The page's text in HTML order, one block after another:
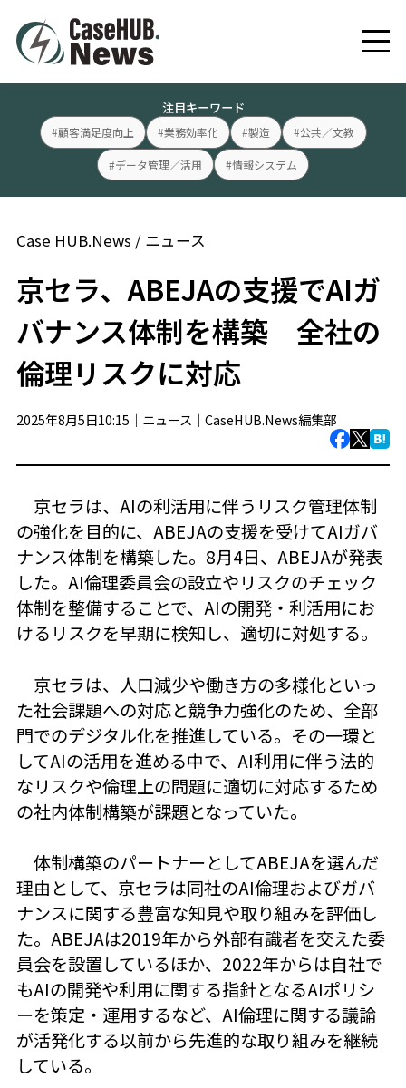
注目キーワード
#顧客満足度向上 #業務効率化 #製造 #公共／文教
#データ管理／活用 #情報システム
Case HUB.News / ニュース
京セラ、ABEJAの支援でAIガ
バナンス体制を構築 全社の
倫理リスクに対応
2025年8月5日10:15｜ ニュース ｜ CaseHUB.News編集部
京セラは、AIの利活用に伴うリスク管理体制
の強化を目的に、ABEJAの支援を受けてAIガバ
ナンス体制を構築した。8月4日、ABEJAが発表
した。AI倫理委員会の設立やリスクのチェック
体制を整備することで、AIの開発・利活用にお
けるリスクを早期に検知し、適切に対処する。
京セラは、人口減少や働き方の多様化といっ
た社会課題への対応と競争力強化のため、全部
門でのデジタル化を推進している。その一環と
してAIの活用を進める中で、AI利用に伴う法的
なリスクや倫理上の問題に適切に対応するため
の社内体制構築が課題となっていた。
体制構築のパートナーとしてABEJAを選んだ
理由として、京セラは同社のAI倫理およびガバ
ナンスに関する豊富な知見や取り組みを評価し
た。ABEJAは2019年から外部有識者を交えた委
員会を設置しているほか、2022年からは自社で
もAIの開発や利用に関する指針となるAIポリシ
ーを策定・運用するなど、AI倫理に関する議論
が活発化する以前から先進的な取り組みを継続
している。